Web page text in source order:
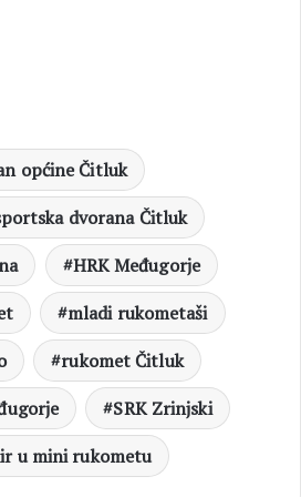
općine Čitluk
dvorana Čitluk
HRK Međugorje
mladi rukometaši
rukomet Čitluk
SRK Zrinjski
u mini rukometu